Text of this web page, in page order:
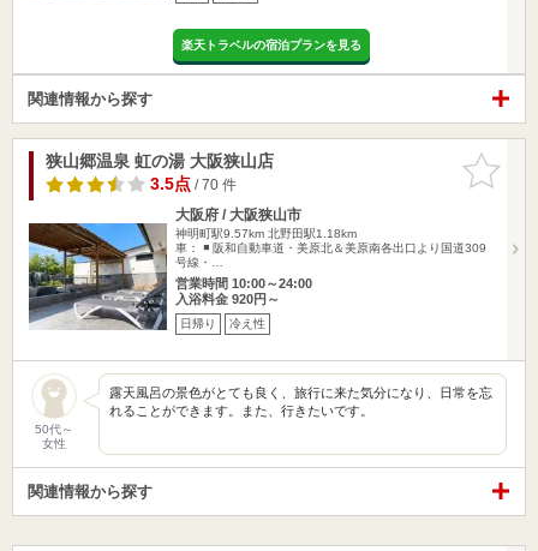
楽天トラベルの宿泊プランを見る
関連情報から探す
お気に入
りに追加
狭山郷温泉 虹の湯 大阪狭山店
3.5点/ 70 件
大阪府 / 大阪狭山市
神明町駅9.57km 北野田駅1.18km
車： ◾️ 阪和自動車道・美原北＆美原南各出口より国道309
号線・…
営業時間 10:00～24:00
入浴料金 920円～
日帰り 冷え性
50代～
女性
露天風呂の景色がとても良く、旅行に来た気分になり、日常を忘
れることができます。また、行きたいです。
関連情報から探す